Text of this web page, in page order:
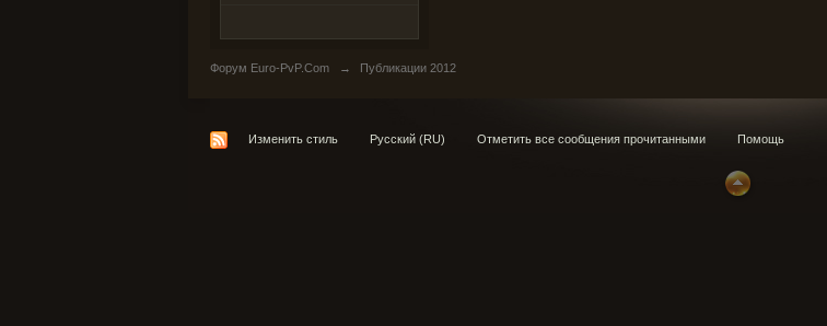
Форум Euro-PvP.Com → Публикации 2012
Изменить стиль Русский (RU) Отметить все сообщения прочитанными Помощь